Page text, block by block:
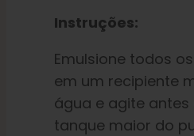
Instruções:
Emulsione todos
em um recipiente
água e agite
tanque maior do